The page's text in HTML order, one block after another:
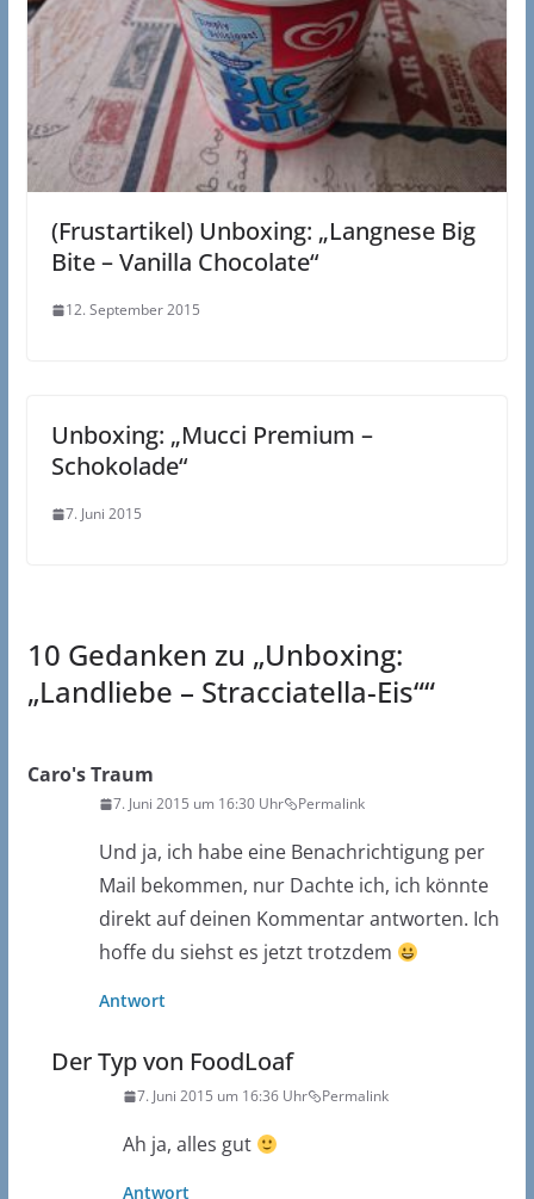
(Frustartikel) Unboxing: „Langnese Big
Bite – Vanilla Chocolate“
12. September 2015
Unboxing: „Mucci Premium –
Schokolade“
7. Juni 2015
10 Gedanken zu „Unboxing:
„Landliebe – Stracciatella-Eis““
Caro's Traum
7. Juni 2015 um 16:30 Uhr Permalink
Und ja, ich habe eine Benachrichtigung per
Mail bekommen, nur Dachte ich, ich könnte
direkt auf deinen Kommentar antworten. Ich
hoffe du siehst es jetzt trotzdem
Antwort
Der Typ von FoodLoaf
7. Juni 2015 um 16:36 Uhr Permalink
Ah ja, alles gut
Antwort